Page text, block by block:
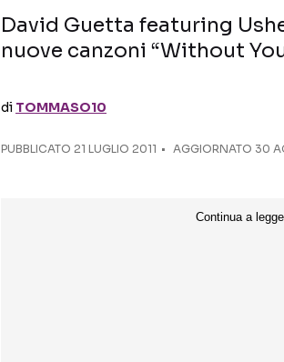
David Guetta featuring
nuove canzoni “Without
di TOMMASO10
PUBBLICATO 21 LUGLIO 2011 AGGIORNATO 30